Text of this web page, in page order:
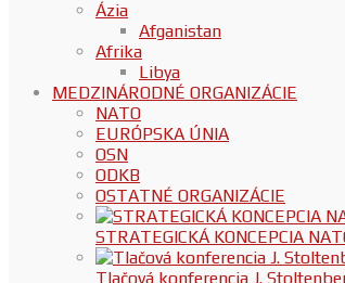
Ázia
Afganistan
Afrika
Libya
MEDZINÁRODNÉ ORGANIZÁCIE
NATO
EURÓPSKA ÚNIA
OSN
ODKB
OSTATNÉ ORGANIZÁCIE
STRATEGICKÁ KONCEPCIA
Tlačová konferencia J.